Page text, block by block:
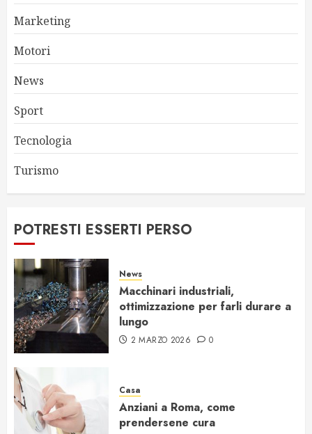
Marketing
Motori
News
Sport
Tecnologia
Turismo
POTRESTI ESSERTI PERSO
News
Macchinari industriali,
ottimizzazione per farli durare a
lungo
2 MARZO 2026 0
Casa
Anziani a Roma, come
prendersene cura